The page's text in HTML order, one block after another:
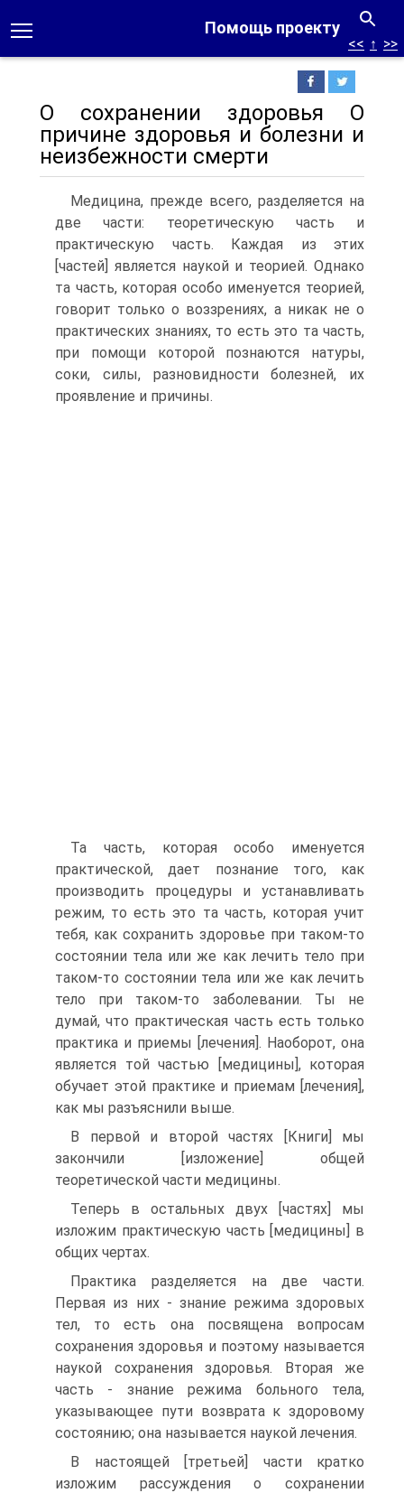
Помощь проекту
<< ↑ >>
О сохранении здоровья О
причине здоровья и болезни и
неизбежности смерти
Медицина, прежде всего, разделяется на
две части: теоретическую часть и
практическую часть. Каждая из этих
[частей] является наукой и теорией. Однако
та часть, которая особо именуется теорией,
говорит только о воззрениях, а никак не о
практических знаниях, то есть это та часть,
при помощи которой познаются натуры,
соки, силы, разновидности болезней, их
проявление и причины.
Та часть, которая особо именуется
практической, дает познание того, как
производить процедуры и устанавливать
режим, то есть это та часть, которая учит
тебя, как сохранить здоровье при таком-то
состоянии тела или же как лечить тело при
таком-то состоянии тела или же как лечить
тело при таком-то заболевании. Ты не
думай, что практическая часть есть только
практика и приемы [лечения]. Наоборот, она
является той частью [медицины], которая
обучает этой практике и приемам [лечения],
как мы разъяснили выше.
В первой и второй частях [Книги] мы
закончили [изложение] общей
теоретической части медицины.
Теперь в остальных двух [частях] мы
изложим практическую часть [медицины] в
общих чертах.
Практика разделяется на две части.
Первая из них - знание режима здоровых
тел, то есть она посвящена вопросам
сохранения здоровья и поэтому называется
наукой сохранения здоровья. Вторая же
часть - знание режима больного тела,
указывающее пути возврата к здоровому
состоянию; она называется наукой лечения.
В настоящей [третьей] части кратко
изложим рассуждения о сохранении